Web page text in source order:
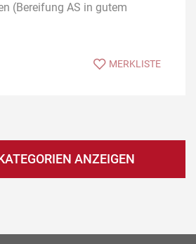
(Bereifung AS in gutem
MERKLISTE
ANZEIGEN